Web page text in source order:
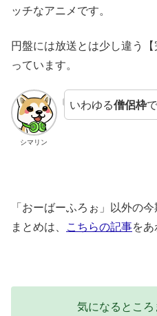
ッチなアニメです。
円盤には放送とは少し違う
っています。
シマリン
いわゆる僧侶枠
「おーばーふろぉ」以外の
まとめは、 こちらの記事を
気になるとこ